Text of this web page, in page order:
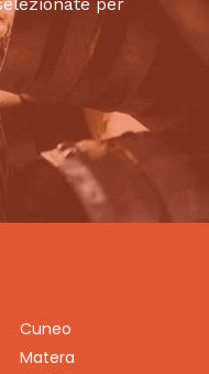
Cuneo
Matera